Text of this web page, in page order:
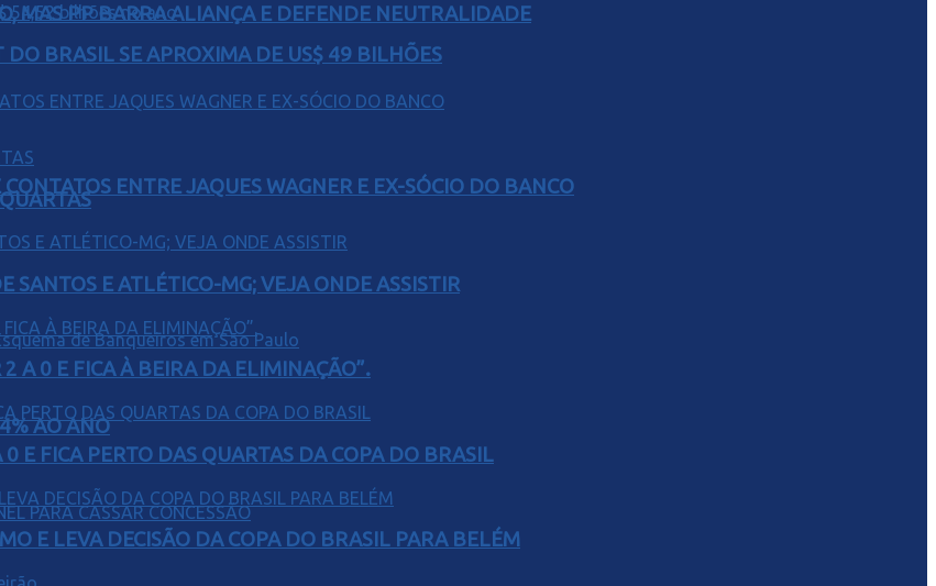
MAS PP BARRA ALIANÇA E DEFENDE NEUTRALIDADE
ENTRE JAQUES WAGNER E EX-SÓCIO DO BANCO
AO ANO
BRASIL SE APROXIMA DE US$ 49 BILHÕES
SANTOS E ATLÉTICO-MG; VEJA ONDE ASSISTIR
A 0 E FICA À BEIRA DA ELIMINAÇÃO”.
E FICA PERTO DAS QUARTAS DA COPA DO BRASIL
E LEVA DECISÃO DA COPA DO BRASIL PARA BELÉM